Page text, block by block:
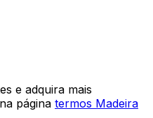
e adquira mais
página termos Madeira